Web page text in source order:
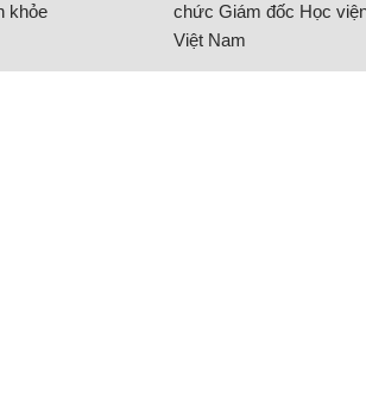
khỏe
chức Giám đốc Học
Việt Nam